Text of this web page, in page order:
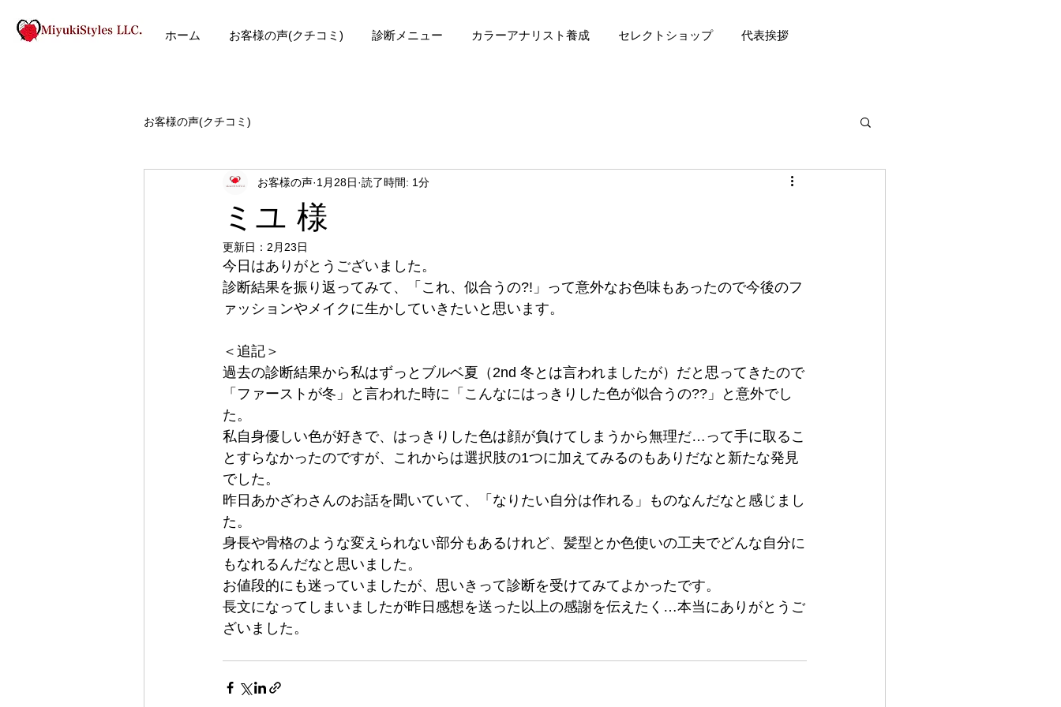
ホーム お客様の声(クチコミ) 診断メニュー カラーアナリスト養成 セレクトショップ 代表挨拶
お客様の声(クチコミ)
ミユ 様
お客様の声 1月28日 読了時間: 1分
更新日： 2月23日
今日はありがとうございました。
診断結果を振り返ってみて、「これ、似合うの?!」って意外なお色味もあったので今後のフ
ァッションやメイクに生かしていきたいと思います。
＜追記＞
過去の診断結果から私はずっとブルベ夏（2nd 冬とは言われましたが）だと思ってきたので
「ファーストが冬」と言われた時に「こんなにはっきりした色が似合うの??」と意外でし
た。
私自身優しい色が好きで、はっきりした色は顔が負けてしまうから無理だ…って手に取るこ
とすらなかったのですが、これからは選択肢の1つに加えてみるのもありだなと新たな発見
でした。
昨日あかざわさんのお話を聞いていて、「なりたい自分は作れる」ものなんだなと感じまし
た。
身長や骨格のような変えられない部分もあるけれど、髪型とか色使いの工夫でどんな自分に
もなれるんだなと思いました。
お値段的にも迷っていましたが、思いきって診断を受けてみてよかったです。
長文になってしまいましたが昨日感想を送った以上の感謝を伝えたく…本当にありがとうご
ざいました。